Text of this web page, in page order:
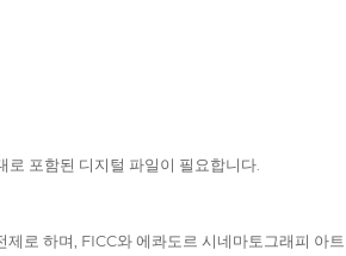
포함된 디지털 파일이 필요합니다.
로 하며, FICC와 에콰도르 시네마토그래피 아